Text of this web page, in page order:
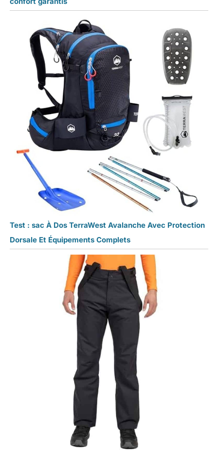
Test : sac À Dos TerraWest Avalanche Avec Protection
Dorsale Et Équipements Complets